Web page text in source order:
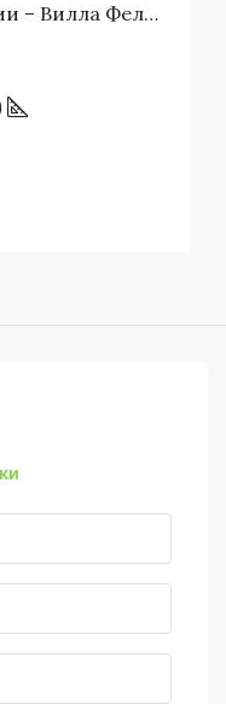
Вилла И Земля На Сицилии – Вилла Феличе